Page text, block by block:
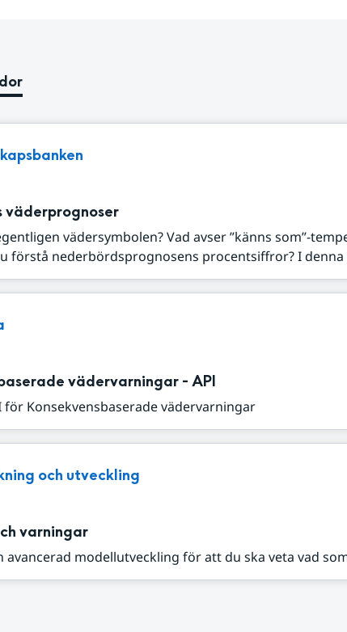
väderprognoser
vädersymbolen? Vad avser ”känns som”-
förstå nederbördsprognosens procentsiffror? I denna
vädervarningar - API
för Konsekvensbaserade vädervarningar
och utveckling
varningar
avancerad modellutveckling för att du ska veta vad